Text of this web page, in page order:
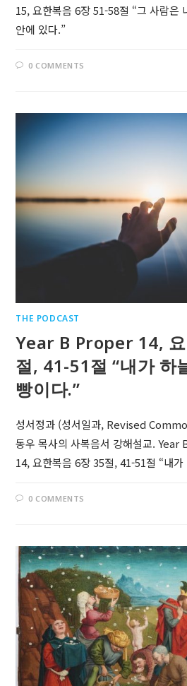
15, 요한복음 6장 51-58절 “그 사람은
안에 있다.”
0 COMMENTS
THE PODCAST
Year B Proper 14,
절, 41-51절 “내가 하
빵이다.”
성서정과 (성서일과, Revised
동우 목사의 사복음서 강해설교.
14, 요한복음 6장 35절, 41-51절 “내
0 COMMENTS